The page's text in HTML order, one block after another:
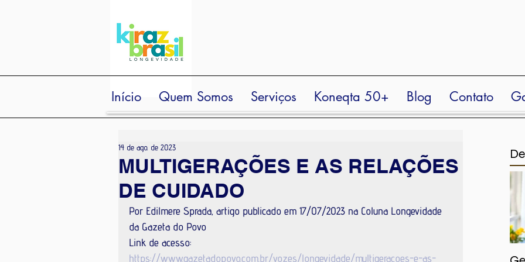
Início Quem Somos Serviços Koneqta 50+ Blog Contato
MULTIGERAÇÕES E AS RELAÇÕES
DE CUIDADO
14 de ago. de 2023
Por Edilmere Sprada, artigo publicado em 17/07/2023 na Coluna Longevidade
da Gazeta do Povo
Link de acesso:
https://www.gazetadopovo.com.br/vozes/longevidade/multigeracoes-e-as-